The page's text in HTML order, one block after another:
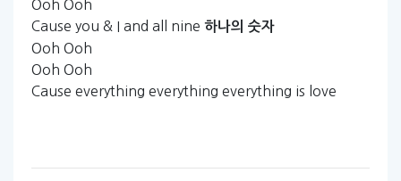
Ooh Ooh
Cause you & I and all nine 하나의 숫자
Ooh Ooh
Ooh Ooh
Cause everything everything everything is love